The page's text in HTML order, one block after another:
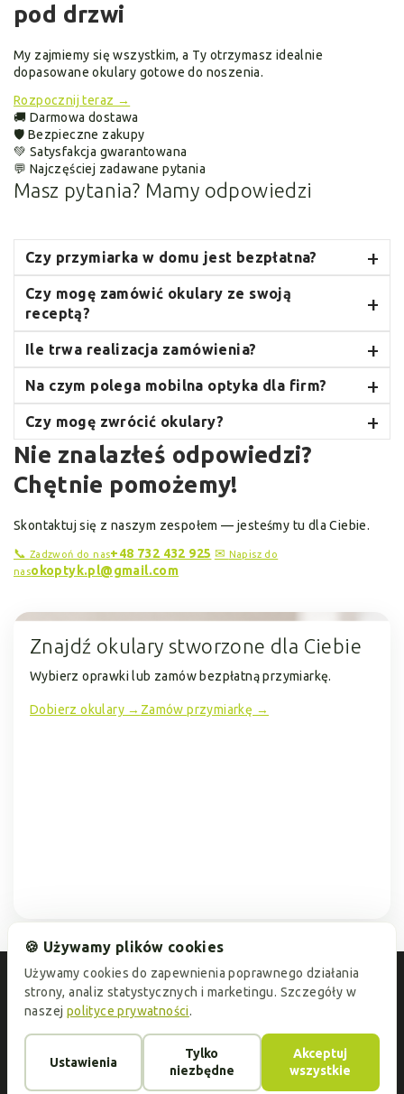
pod drzwi
My zajmiemy się wszystkim, a Ty otrzymasz idealnie
dopasowane okulary gotowe do noszenia.
Rozpocznij teraz →
🚚 Darmowa dostawa
🛡 Bezpieczne zakupy
💚 Satysfakcja gwarantowana
💬 Najczęściej zadawane pytania
Masz pytania? Mamy odpowiedzi
Czy przymiarka w domu jest bezpłatna?
Czy mogę zamówić okulary ze swoją
receptą?
Ile trwa realizacja zamówienia?
Na czym polega mobilna optyka dla firm?
Czy mogę zwrócić okulary?
Nie znalazłeś odpowiedzi?
Chętnie pomożemy!
Skontaktuj się z naszym zespołem — jesteśmy tu dla Ciebie.
📞 Zadzwoń do nas+48 732 432 925 ✉ Napisz do
nasokoptyk.pl@gmail.com
Znajdź okulary stworzone dla Ciebie
Wybierz oprawki lub zamów bezpłatną przymiarkę.
Dobierz okulary → Zamów przymiarkę →
Ok.Optyk: zrobiono z miłością - noś z dumą
🍪 Używamy plików cookies
Używamy cookies do zapewnienia poprawnego działania
strony, analiz statystycznych i marketingu. Szczegóły w
naszej polityce prywatności.
Ustawienia
Tylko
niezbędne
Akceptuj
wszystkie